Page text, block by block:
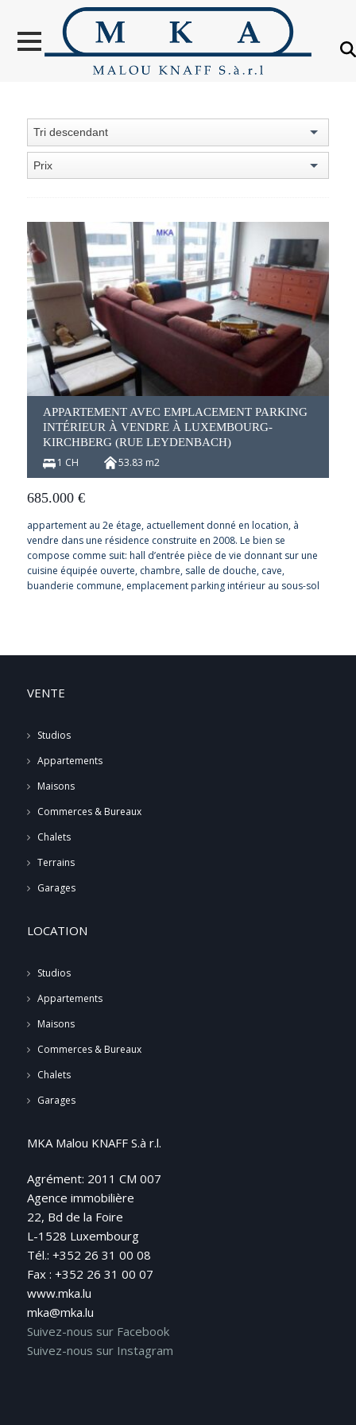
VENTES
LOCATION
OBJETS VENDUS
ÉTRANGER
À PROPOS
CONTACT
Tri descendant
Prix
APPARTEMENT AVEC EMPLACEMENT PARKING
INTÉRIEUR À VENDRE À LUXEMBOURG-
KIRCHBERG (RUE LEYDENBACH)
1 CH 53.83 m2
685.000€
appartement au 2e étage, actuellement donné en location, à
vendre dans une résidence construite en 2008. Le bien se
compose comme suit: hall d’entrée pièce de vie donnant sur une
cuisine équipée ouverte, chambre, salle de douche, cave,
buanderie commune, emplacement parking intérieur au sous-sol
VENTE
Studios
Appartements
Maisons
Commerces & Bureaux
Chalets
Terrains
Garages
LOCATION
Studios
Appartements
Maisons
Commerces & Bureaux
Chalets
Garages
MKA Malou KNAFF S.à r.l.
Agrément: 2011 CM 007
Agence immobilière
22, Bd de la Foire
L-1528 Luxembourg
Tél.: +352 26 31 00 08
Fax : +352 26 31 00 07
www.mka.lu
mka@mka.lu
Suivez-nous sur Facebook
Suivez-nous sur Instagram